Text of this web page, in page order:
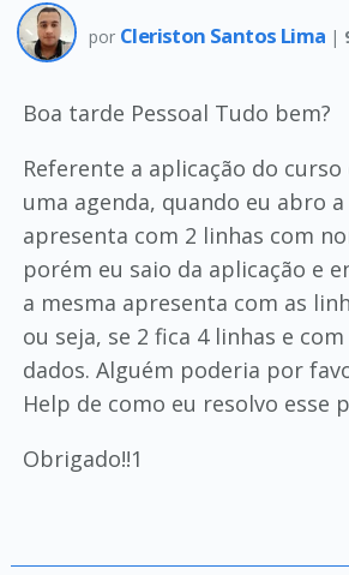
por Cleriston Santos Lima |
Boa tarde Pessoal Tudo bem?
Referente a aplicação do
uma agenda, quando eu abro
apresenta com 2 linhas com
porém eu saio da aplicação e
a mesma apresenta com as
ou seja, se 2 fica 4 linhas e
dados. Alguém poderia por
Help de como eu resolvo esse
Obrigado!!1